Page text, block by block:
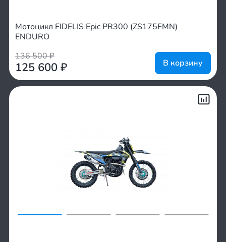
Мотоцикл FIDELIS Epic PR300 (ZS175FMN)
ENDURO
136 500₽
125 600 ₽ В корзину